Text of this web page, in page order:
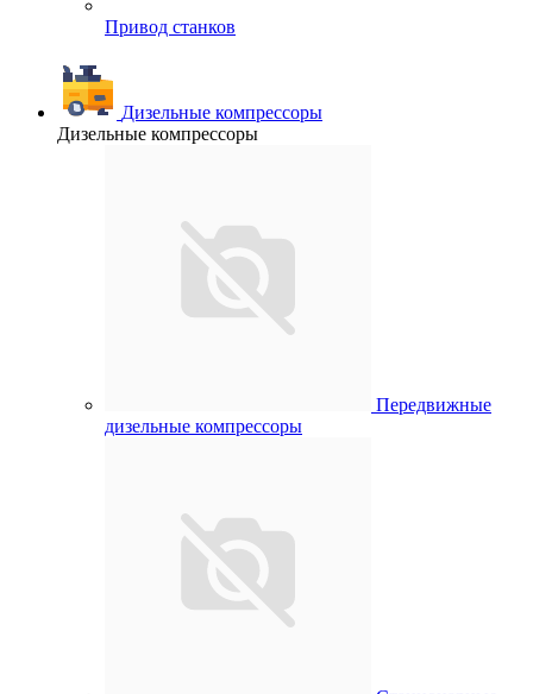
Привод станков
Дизельные компрессоры
Дизельные компрессоры
Передвижные
дизельные компрессоры